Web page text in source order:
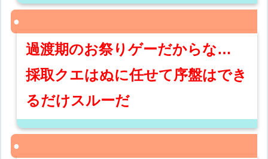
過渡期のお祭りゲーだからな…
採取クエはぬに任せて序盤はでき
るだけスルーだ